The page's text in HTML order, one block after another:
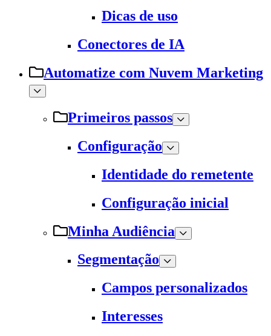
Dicas de uso
Conectores de IA
Automatize com Nuvem Marketing
Primeiros passos
Configuração
Identidade do remetente
Configuração inicial
Minha Audiência
Segmentação
Campos personalizados
Interesses